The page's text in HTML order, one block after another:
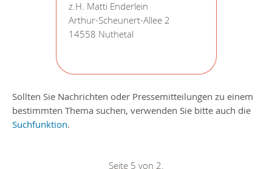
z.H. Matti Enderlein
Arthur-Scheunert-Allee 2
14558 Nuthetal
Sollten Sie Nachrichten oder Pressemitteilungen zu einem
bestimmten Thema suchen, verwenden Sie bitte auch die
Suchfunktion.
Seite 5 von 2.